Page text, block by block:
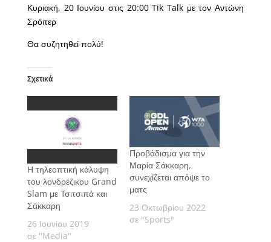
Κυριακή, 20 Ιουνίου στις 20:00 Tik Talk με τον Αντώνη
Σρόιτερ
Θα συζητηθεί πολύ!
Σχετικά
Η τηλεοπτική κάλυψη
του λονδρέζικου Grand
Slam με Τσιτσιπά και
Σάκκαρη
26 Ιουνίου 2019
σε "Media"
Προβάδισμα για την
Μαρία Σάκκαρη,
συνεχίζεται απόψε το
ματς
23 Οκτωβρίου 2022
σε "Sports"